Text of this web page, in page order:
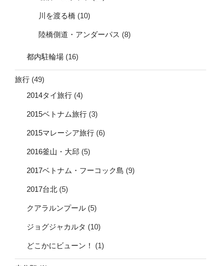
川を渡る橋 (10)
陸橋側道・アンダーパス (8)
都内駐輪場 (16)
旅行 (49)
2014タイ旅行 (4)
2015ベトナム旅行 (3)
2015マレーシア旅行 (6)
2016釜山・大邱 (5)
2017ベトナム・フーコック島 (9)
2017台北 (5)
クアラルンプール (5)
ジョグジャカルタ (10)
どこかにビューン！ (1)